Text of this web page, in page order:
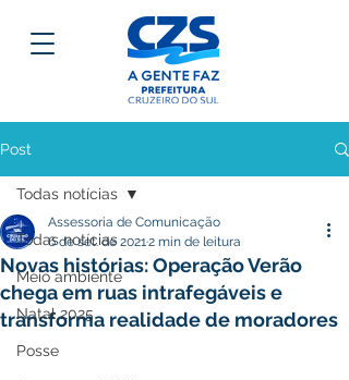
Post
Todas notícias
Meio ambiente
Natal 2025
Posse
Todas notícias
Novas histórias: Operação Verão
chega em ruas intrafegáveis e
transforma realidade de moradores
Assessoria de Comunicação
6 de set. de 20212 min de leitura